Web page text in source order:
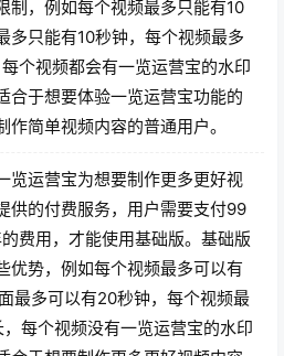
制，例如每个视频最多只能有10
多只能有10秒钟，每个视频最多
个视频都会有一览运营宝的水印
合于想要体验一览运营宝功能的
作简单视频内容的普通用户。
览运营宝为想要制作更多更好视
供的付费服务，用户需要支付99
费用，才能使用基础版。基础版
优势，例如每个视频最多可以有
最多可以有20秒钟，每个视频最
每个视频没有一览运营宝的水印